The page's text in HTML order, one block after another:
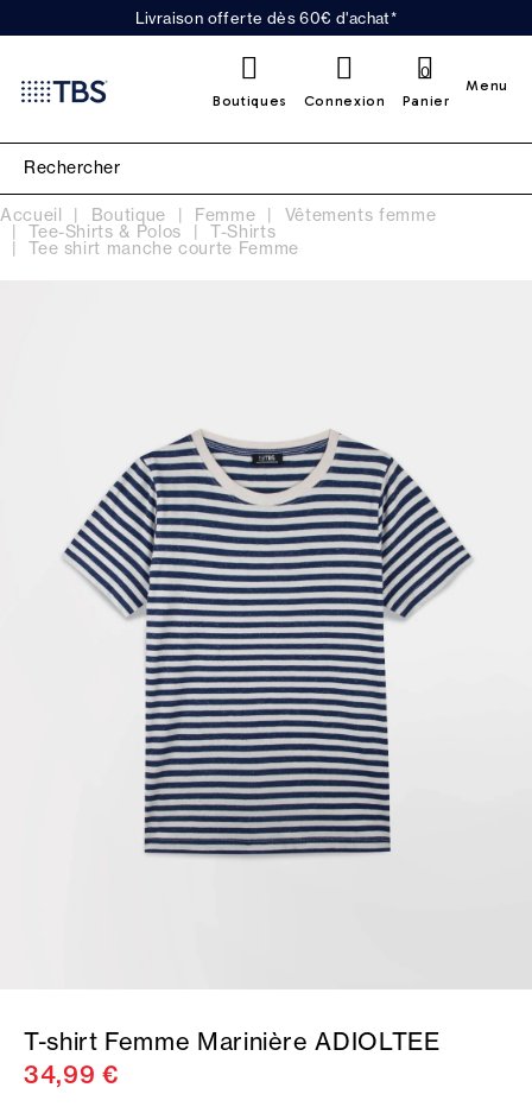
Livraison offerte dès 60€ d'achat*
Boutiques Connexion Panier
0
Menu
Accueil Boutique Femme Vêtements femme
Tee-Shirts & Polos T-Shirts
Tee shirt manche courte Femme
T-shirt Femme Marinière ADIOLTEE
34,99 €